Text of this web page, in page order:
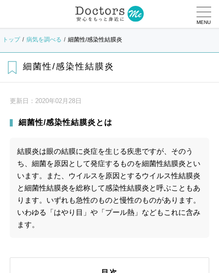
MENU
トップ 病気を調べる 細菌性/感染性結膜炎
細菌性/感染性結膜炎
更新日： 2020年02月28日
細菌性/感染性結膜炎とは
結膜炎は眼の結膜に炎症を生じる疾患ですが、そのう
ち、細菌を原因として発症するものを細菌性結膜炎とい
います。また、ウイルスを原因とするウイルス性結膜炎
と細菌性結膜炎を総称して感染性結膜炎と呼ぶこともあ
ります。いずれも急性のものと慢性のものがあります。
いわゆる「はやり目」や「プール熱」などもこれに含み
ます。